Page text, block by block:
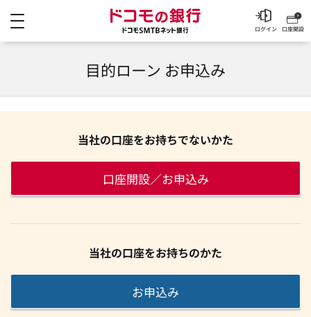
ドコモの銀行 ドコモ
口座開設
ログイン
目的ローン お申込み
当社の口座をお持ちでないかた
口座開設／お申込み
当社の口座をお持ちのかた
お申込み